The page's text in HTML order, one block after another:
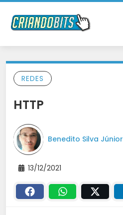
REDES
HTTP
Benedito Silva Júnior
13/12/2021